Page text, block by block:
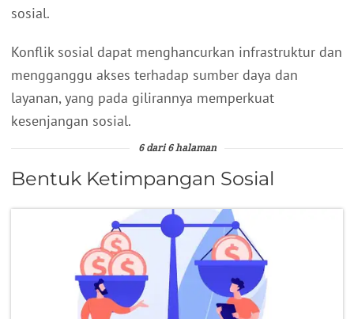
sosial.
Konflik sosial dapat menghancurkan infrastruktur dan
mengganggu akses terhadap sumber daya dan
layanan, yang pada gilirannya memperkuat
kesenjangan sosial.
6 dari 6 halaman
Bentuk Ketimpangan Sosial